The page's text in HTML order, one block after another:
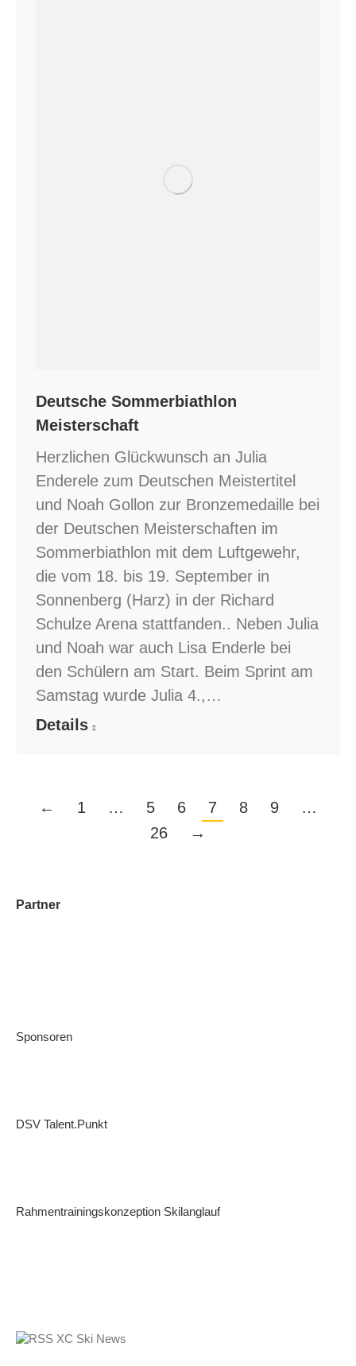
Deutsche Sommerbiathlon
Meisterschaft
Herzlichen Glückwunsch an Julia
Enderele zum Deutschen Meistertitel
und Noah Gollon zur Bronzemedaille bei
der Deutschen Meisterschaften im
Sommerbiathlon mit dem Luftgewehr,
die vom 18. bis 19. September in
Sonnenberg (Harz) in der Richard
Schulze Arena stattfanden.. Neben Julia
und Noah war auch Lisa Enderle bei
den Schülern am Start. Beim Sprint am
Samstag wurde Julia 4.,…
Details
← 1 … 5 6 7 8 9
…
26
→
Partner
Sponsoren
DSV Talent.Punkt
Rahmentrainingskonzeption Skilanglauf
XC Ski News